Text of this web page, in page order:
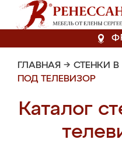
ГЛАВНАЯ → СТЕНКИ
ПОД ТЕЛЕВИЗОР
Каталог